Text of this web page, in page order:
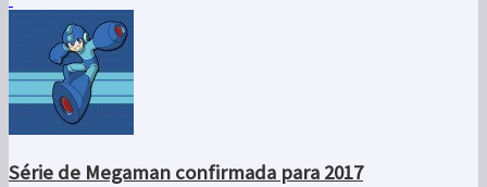
Série de Megaman confirmada para 2017